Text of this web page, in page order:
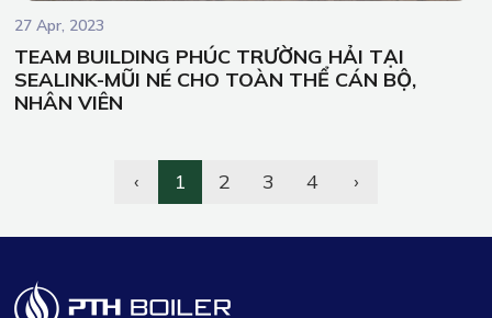
27 Apr, 2023
TEAM BUILDING PHÚC TRƯỜNG HẢI TẠI
SEALINK-MŨI NÉ CHO TOÀN THỂ CÁN BỘ,
NHÂN VIÊN
‹ 1 2 3 4 ›